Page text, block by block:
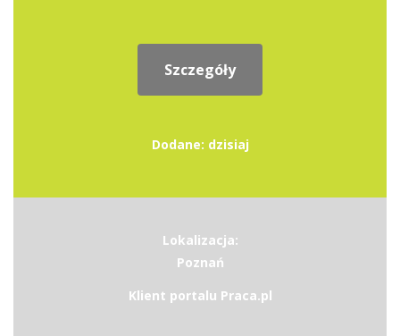
Szczegóły
Dodane: dzisiaj
Lokalizacja:
Poznań
Klient portalu Praca.pl